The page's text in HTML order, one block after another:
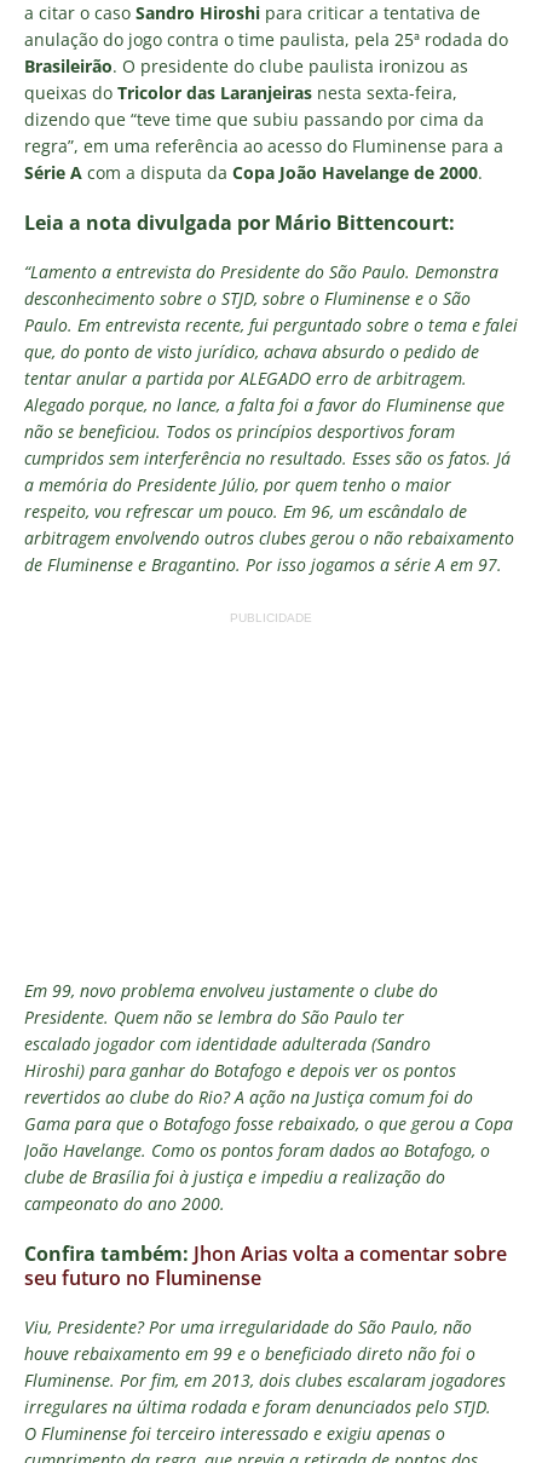
a citar o caso Sandro Hiroshi para criticar a tentativa de
anulação do jogo contra o time paulista, pela 25ª rodada do
Brasileirão. O presidente do clube paulista ironizou as
queixas do Tricolor das Laranjeiras nesta sexta-feira,
dizendo que “teve time que subiu passando por cima da
regra”, em uma referência ao acesso do Fluminense para a
Série A com a disputa da Copa João Havelange de 2000.
Leia a nota divulgada por Mário Bittencourt:
“Lamento a entrevista do Presidente do São Paulo. Demonstra
desconhecimento sobre o STJD, sobre o Fluminense e o São
Paulo. Em entrevista recente, fui perguntado sobre o tema e falei
que, do ponto de visto jurídico, achava absurdo o pedido de
tentar anular a partida por ALEGADO erro de arbitragem.
Alegado porque, no lance, a falta foi a favor do Fluminense que
não se beneficiou. Todos os princípios desportivos foram
cumpridos sem interferência no resultado. Esses são os fatos. Já
a memória do Presidente Júlio, por quem tenho o maior
respeito, vou refrescar um pouco. Em 96, um escândalo de
arbitragem envolvendo outros clubes gerou o não rebaixamento
de Fluminense e Bragantino. Por isso jogamos a série A em 97.
PUBLICIDADE
Em 99, novo problema envolveu justamente o clube do
Presidente. Quem não se lembra do São Paulo ter
escalado jogador com identidade adulterada (Sandro
Hiroshi) para ganhar do Botafogo e depois ver os pontos
revertidos ao clube do Rio? A ação na Justiça comum foi do
Gama para que o Botafogo fosse rebaixado, o que gerou a Copa
João Havelange. Como os pontos foram dados ao Botafogo, o
clube de Brasília foi à justiça e impediu a realização do
campeonato do ano 2000.
Confira também: Jhon Arias volta a comentar sobre
seu futuro no Fluminense
Viu, Presidente? Por uma irregularidade do São Paulo, não
houve rebaixamento em 99 e o beneficiado direto não foi o
Fluminense. Por fim, em 2013, dois clubes escalaram jogadores
irregulares na última rodada e foram denunciados pelo STJD.
O Fluminense foi terceiro interessado e exigiu apenas o